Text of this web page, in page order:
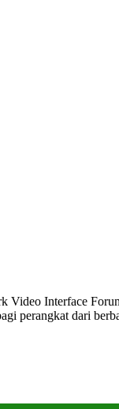
Interface
perangkat dari